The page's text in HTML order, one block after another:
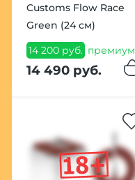
Customs Flow Race
Green (24 см)
14 200 руб. премиум
14 490 руб.